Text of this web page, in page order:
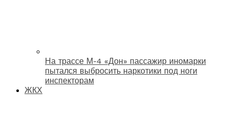
На трассе М-4 «Дон» пассажир иномарки
пытался выбросить наркотики под ноги
инспекторам
ЖКХ